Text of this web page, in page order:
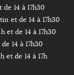
14 à 17h30
et de 14 à 17h30
et de 14 à 17h30
14 à 17h30
et de 14 à 17h